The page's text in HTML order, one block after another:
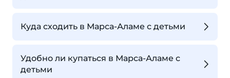
Куда сходить в Марса-Аламе с детьми
Удобно ли купаться в Марса-Аламе с
детьми